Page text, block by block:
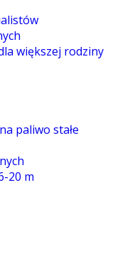
większej rodziny
paliwo stałe
20 m